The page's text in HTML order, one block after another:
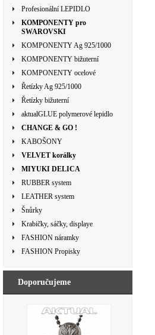
Profesionální LEPIDLO
KOMPONENTY pro
SWAROVSKI
KOMPONENTY Ag 925/1000
KOMPONENTY bižuterní
KOMPONENTY ocelové
Řetízky Ag 925/1000
Řetízky bižuterní
aktualGLUE polymerové lepidlo
CHANGE & GO !
KABOŠONY
VELVET korálky
MIYUKI DELICA
RUBBER system
LEATHER system
Šnůrky
Krabičky, sáčky, displaye
FASHION náramky
FASHION Propisky
Doporučujeme